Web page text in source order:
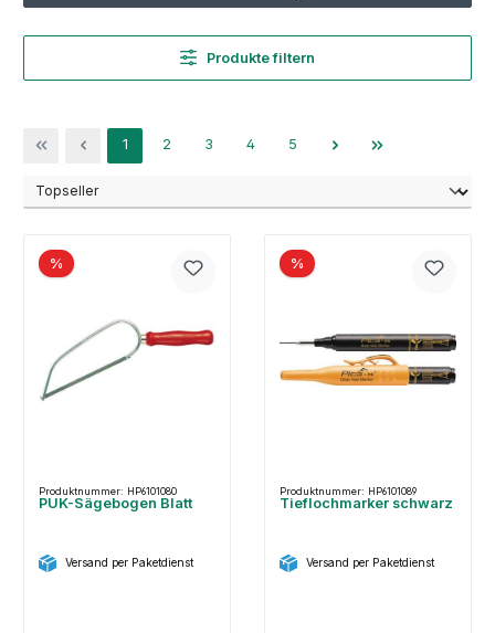
Produkte filtern
Seite
1 Seite
2 Seite
3 Seite
4 Seite
5
%
Produktnummer: HP6101080
PUK-Sägebogen Blatt
Versand per Paketdienst
%
Produktnummer: HP6101089
Tieflochmarker schwarz
Versand per Paketdienst